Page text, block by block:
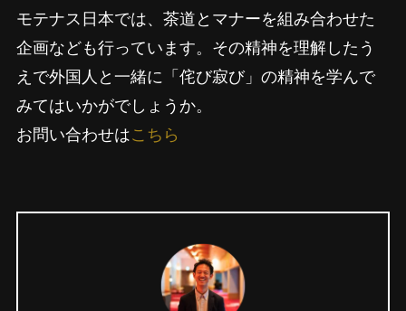
モテナス日本では、茶道とマナーを組み合わせた
企画なども行っています。その精神を理解したう
えで外国人と一緒に「侘び寂び」の精神を学んで
みてはいかがでしょうか。
お問い合わせはこちら